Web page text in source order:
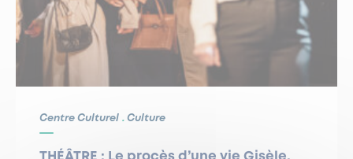
Centre Culturel Culture